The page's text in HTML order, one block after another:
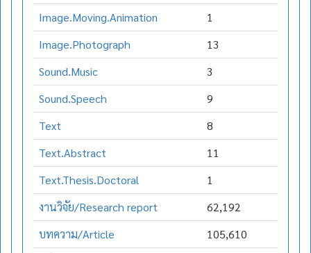
Image.Moving.Animation
1
Image.Photograph
13
Sound.Music
3
Sound.Speech
9
Text
8
Text.Abstract
11
Text.Thesis.Doctoral
1
งานวิจัย/Research report
62,192
บทความ/Article
105,610